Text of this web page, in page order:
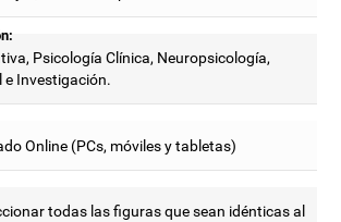
Psicología Clínica, Neuropsicología,
e Investigación.
Online (PCs, móviles y tabletas)
todas las figuras que sean idénticas al